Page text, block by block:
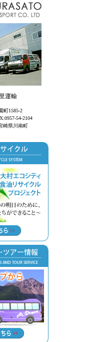
運輸
町1585-2
54-2104
崎県川南町